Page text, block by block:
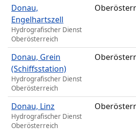
Donau,
Engelhartszell
Hydrografischer Dienst
Oberösterreich
Donau, Grein
(Schiffsstation)
Hydrografischer Dienst
Oberösterreich
Donau, Linz
Hydrografischer Dienst
Oberösterreich